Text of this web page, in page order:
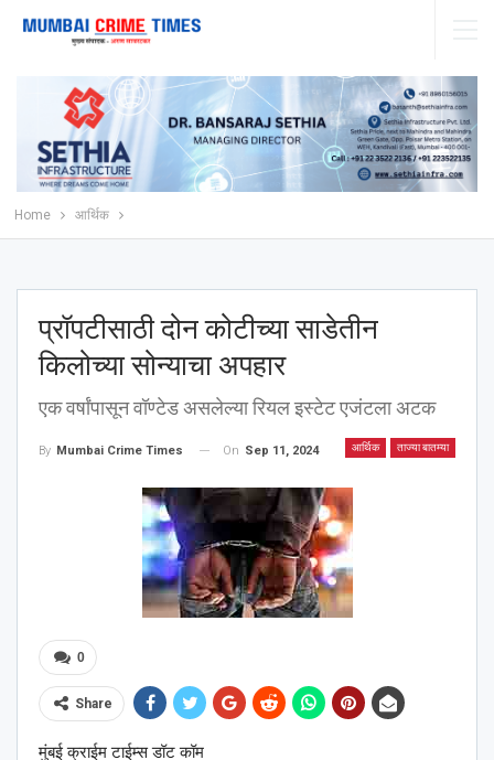
Home आर्थिक
प्रॉपटीसाठी दोन कोटीच्या साडेतीन
किलोच्या सोन्याचा अपहार
एक वर्षांपासून वॉण्टेड असलेल्या रियल इस्टेट एजंटला अटक
आर्थिक ताज्या बातम्या
By Mumbai Crime Times On Sep 11, 2024
0
Share
मुंबई क्राईम टाईम्स डॉट कॉम